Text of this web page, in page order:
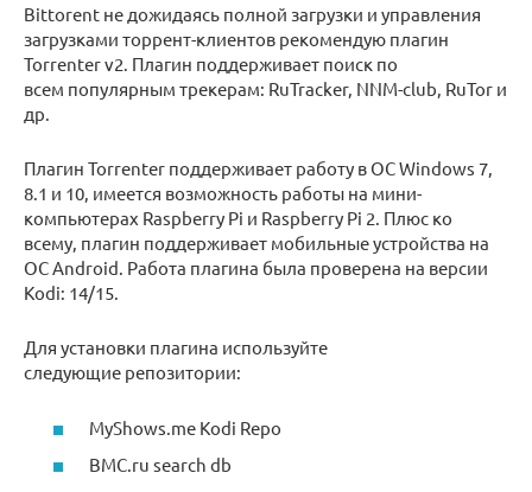
Bittorent не дожидаясь полной загрузки и управления
загрузками торрент-клиентов рекомендую плагин
Torrenter v2. Плагин поддерживает поиск по
всем популярным трекерам: RuTracker, NNM-club, RuTor и
др.
Плагин Torrenter поддерживает работу в ОС Windows 7,
8.1 и 10, имеется возможность работы на мини-
компьютерах Raspberry Pi и Raspberry Pi 2. Плюс ко
всему, плагин поддерживает мобильные устройства на
ОС Android. Работа плагина была проверена на версии
Kodi: 14/15.
Для установки плагина используйте
следующие репозитории:
MyShows.me Kodi Repo
BMC.ru search db